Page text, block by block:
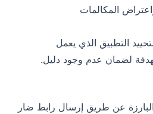
المكالمات
التطبيق الذي يعمل
لضمان عدم وجود دليل.
البارزة عن طريق إرسال رابط ضار